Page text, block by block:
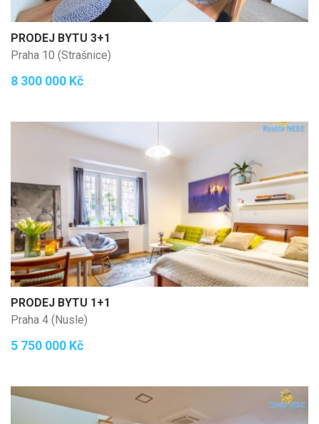
PRODEJ BYTU 3+1
Praha 10 (Strašnice)
8 300 000 Kč
PRODEJ BYTU 1+1
Praha 4 (Nusle)
5 750 000 Kč